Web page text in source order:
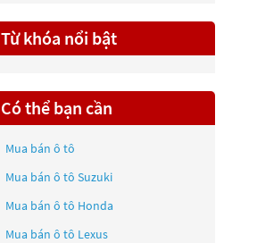
Từ khóa nổi bật
Có thể bạn cần
Mua bán ô tô
Mua bán ô tô Suzuki
Mua bán ô tô Honda
Mua bán ô tô Lexus